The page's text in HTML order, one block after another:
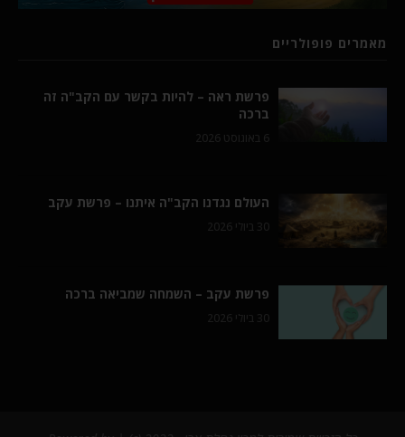
מאמרים פופולריים
פרשת ראה – להיות בקשר עם הקב"ה זה
ברכה
6 באוגוסט 2026
העולם נגדנו הקב"ה איתנו – פרשת עקב
30 ביולי 2026
פרשת עקב – השמחה שמביאה ברכה
30 ביולי 2026